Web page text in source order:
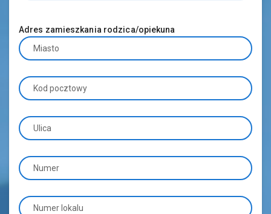
Adres zamieszkania rodzica/opiekuna
Miasto
Kod pocztowy
Ulica
Numer
Numer lokalu